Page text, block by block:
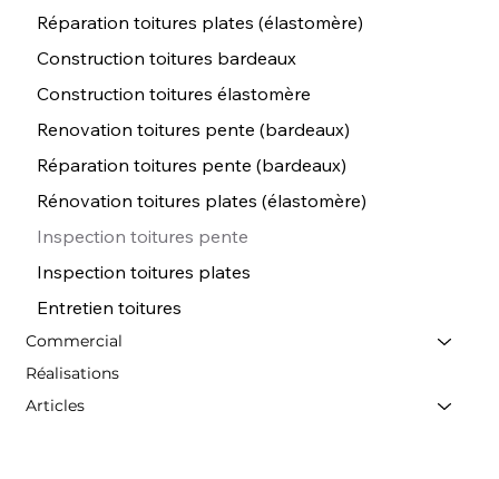
Réparation toitures plates (élastomère)
Construction toitures bardeaux
Construction toitures élastomère
Renovation toitures pente (bardeaux)
Réparation toitures pente (bardeaux)
Rénovation toitures plates (élastomère)
Inspection toitures pente
Inspection toitures plates
Entretien toitures
Commercial
Réalisations
Articles